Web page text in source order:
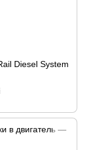
Diesel System